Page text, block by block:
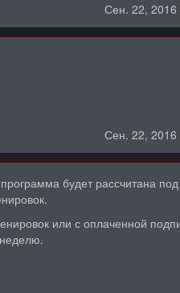
Сен. 22, 2016
Сен. 22, 2016
будет рассчитана
или с оплаченной